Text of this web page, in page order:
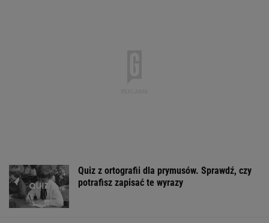
Quiz z ortografii dla prymusów. Sprawdź, czy
potrafisz zapisać te wyrazy